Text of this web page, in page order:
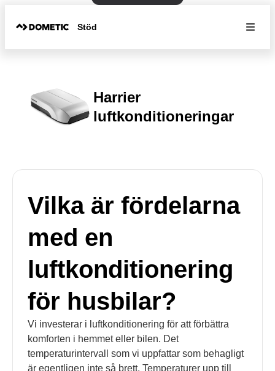
Stöd
Harrier
luftkonditioneringar
Vilka är fördelarna
med en
luftkonditionering
för husbilar?
Vi investerar i luftkonditionering för att förbättra
komforten i hemmet eller bilen. Det
temperaturintervall som vi uppfattar som behagligt
är egentligen inte så brett. Temperaturer upp till